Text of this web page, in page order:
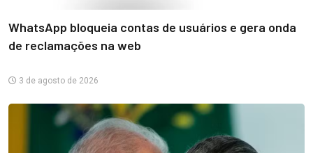
WhatsApp bloqueia contas de usuários e gera onda
de reclamações na web
3 de agosto de 2026